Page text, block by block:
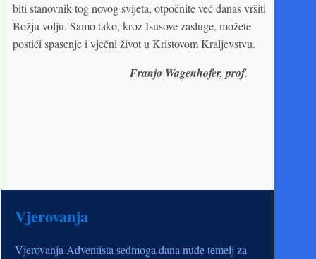
biti stanovnik tog novog svijeta, otpočnite već danas vršiti
Božju volju. Samo tako, kroz Isusove zasluge, možete
postići spasenje i vječni život u Kristovom Kraljevstvu.
Franjo Wagenhofer, prof.
Vjerovanja
Vjerovanja Adventista sedmoga dana nude temelj za